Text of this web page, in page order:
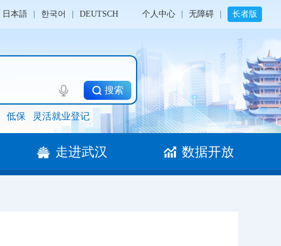
日本語 한국어 DEUTSCH 个人中心 无障碍 长者版
搜索
低保 灵活就业登记
走进武汉 数据开放